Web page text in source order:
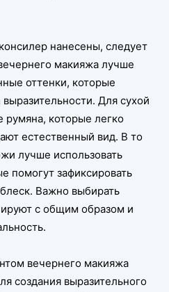
нанесены, следует
макияжа лучше
оттенки, которые
Для сухой
которые легко
естественный вид. В то
лучше использовать
помогут зафиксировать
Важно выбирать
с общим образом и
вечернего макияжа
создания выразительного